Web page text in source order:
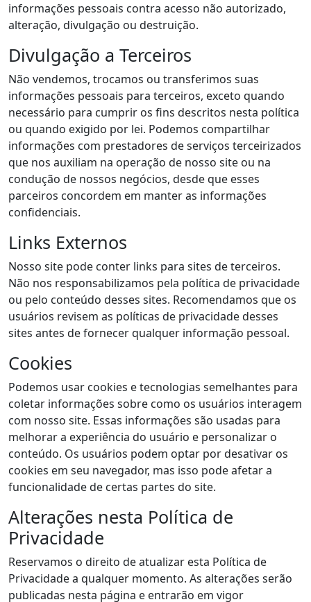
informações pessoais contra acesso não autorizado,
alteração, divulgação ou destruição.
Divulgação a Terceiros
Não vendemos, trocamos ou transferimos suas
informações pessoais para terceiros, exceto quando
necessário para cumprir os fins descritos nesta política
ou quando exigido por lei. Podemos compartilhar
informações com prestadores de serviços terceirizados
que nos auxiliam na operação de nosso site ou na
condução de nossos negócios, desde que esses
parceiros concordem em manter as informações
confidenciais.
Links Externos
Nosso site pode conter links para sites de terceiros.
Não nos responsabilizamos pela política de privacidade
ou pelo conteúdo desses sites. Recomendamos que os
usuários revisem as políticas de privacidade desses
sites antes de fornecer qualquer informação pessoal.
Cookies
Podemos usar cookies e tecnologias semelhantes para
coletar informações sobre como os usuários interagem
com nosso site. Essas informações são usadas para
melhorar a experiência do usuário e personalizar o
conteúdo. Os usuários podem optar por desativar os
cookies em seu navegador, mas isso pode afetar a
funcionalidade de certas partes do site.
Alterações nesta Política de
Privacidade
Reservamos o direito de atualizar esta Política de
Privacidade a qualquer momento. As alterações serão
publicadas nesta página e entrarão em vigor